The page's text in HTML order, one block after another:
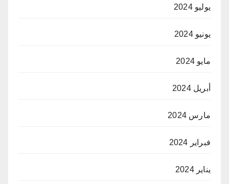
يوليو 2024
يونيو 2024
مايو 2024
أبريل 2024
مارس 2024
فبراير 2024
يناير 2024